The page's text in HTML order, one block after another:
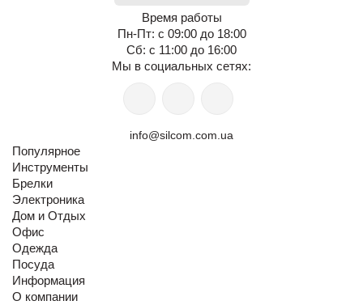
Время работы
Пн-Пт: с 09:00 до 18:00
Сб: с 11:00 до 16:00
Мы в социальных сетях:
info@silcom.com.ua
Популярное
Инструменты
Брелки
Электроника
Дом и Отдых
Офис
Одежда
Посуда
Информация
О компании